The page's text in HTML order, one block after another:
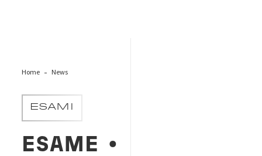
Home News
ESAMI
ESAME
•